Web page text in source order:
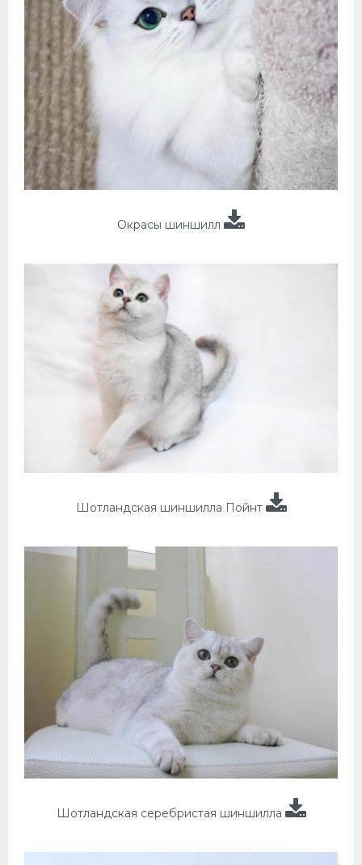
Окрасы шиншилл
Шотландская шиншилла Пойнт
Шотландская серебристая шиншилла